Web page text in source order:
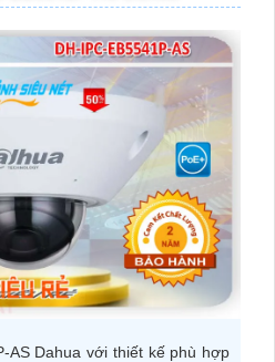
AS Dahua với thiết kế phù hợp